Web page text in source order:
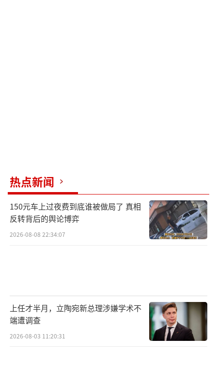
此外，西雅图、旧金山、纽约、华盛顿特
热点新闻
150元车上过夜费到底谁被做局了 真相
反转背后的舆论博弈
2026-08-08 22:34:07
上任才半月，立陶宛新总理涉嫌学术不
端遭调查
2026-08-03 11:20:31